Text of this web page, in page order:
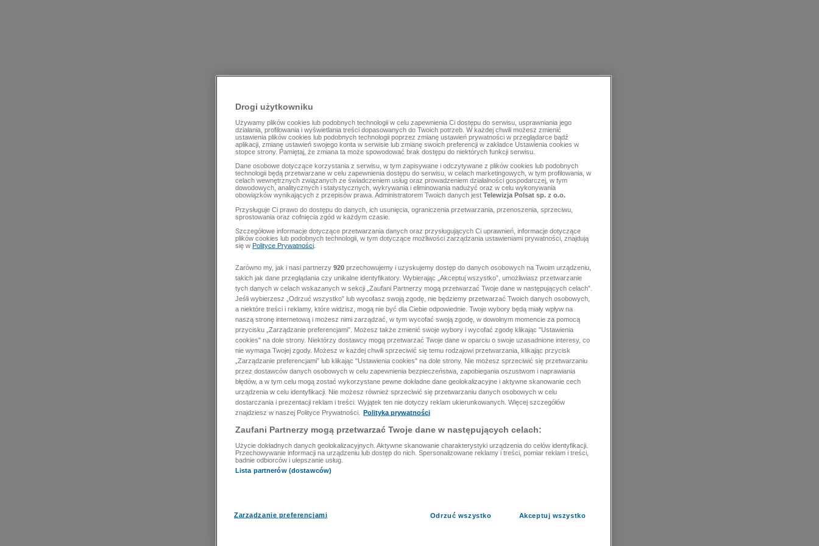
Drogi użytkowniku
Używamy plików cookies lub podobnych technologii w celu zapewnienia Ci dostępu do serwisu, usprawniania jego
działania, profilowania i wyświetlania treści dopasowanych do Twoich potrzeb. W każdej chwili możesz zmienić
ustawienia plików cookies lub podobnych technologii poprzez zmianę ustawień prywatności w przeglądarce bądź
aplikacji, zmianę ustawień swojego konta w serwisie lub zmianę swoich preferencji w zakładce Ustawienia cookies w
stopce strony. Pamiętaj, że zmiana ta może spowodować brak dostępu do niektórych funkcji serwisu.
Dane osobowe dotyczące korzystania z serwisu, w tym zapisywane i odczytywane z plików cookies lub podobnych
technologii będą przetwarzane w celu zapewnienia dostępu do serwisu, w celach marketingowych, w tym profilowania, w
celach wewnętrznych związanych ze świadczeniem usług oraz prowadzeniem działalności gospodarczej, w tym
dowodowych, analitycznych i statystycznych, wykrywania i eliminowania nadużyć oraz w celu wykonywania
obowiązków wynikających z przepisów prawa. Administratorem Twoich danych jest Telewizja Polsat sp. z o.o.
Przysługuje Ci prawo do dostępu do danych, ich usunięcia, ograniczenia przetwarzania, przenoszenia, sprzeciwu,
sprostowania oraz cofnięcia zgód w każdym czasie.
Szczegółowe informacje dotyczące przetwarzania danych oraz przysługujących Ci uprawnień, informacje dotyczące
plików cookies lub podobnych technologii, w tym dotyczące możliwości zarządzania ustawieniami prywatności, znajdują
się w Polityce Prywatności
Zarówno my, jak i nasi partnerzy 920 przechowujemy i uzyskujemy dostęp do danych osobowych na Twoim urządzeniu,
takich jak dane przeglądania czy unikalne identyfikatory. Wybierając „Akceptuj wszystko”, umożliwiasz przetwarzanie
tych danych w celach wskazanych w sekcji „Zaufani Partnerzy mogą przetwarzać Twoje dane w następujących celach”.
Jeśli wybierzesz „Odrzuć wszystko” lub wycofasz swoją zgodę, nie będziemy przetwarzać Twoich danych osobowych,
a niektóre treści i reklamy, które widzisz, mogą nie być dla Ciebie odpowiednie. Twoje wybory będą miały wpływ na
naszą stronę internetową i możesz nimi zarządzać, w tym wycofać swoją zgodę, w dowolnym momencie za pomocą
przycisku „Zarządzanie preferencjami”. Możesz także zmienić swoje wybory i wycofać zgodę klikając "Ustawienia
cookies" na dole strony. Niektórzy dostawcy mogą przetwarzać Twoje dane w oparciu o swoje uzasadnione interesy, co
nie wymaga Twojej zgody. Możesz w każdej chwili sprzeciwić się temu rodzajowi przetwarzania, klikając przycisk
„Zarządzanie preferencjami” lub klikając "Ustawienia cookies" na dole strony. Nie możesz sprzeciwić się przetwarzaniu
przez dostawców danych osobowych w celu zapewnienia bezpieczeństwa, zapobiegania oszustwom i naprawiania
błędów, a w tym celu mogą zostać wykorzystane pewne dokładne dane geolokalizacyjne i aktywne skanowanie cech
urządzenia w celu identyfikacji. Nie możesz również sprzeciwić się przetwarzaniu danych osobowych w celu
dostarczania i prezentacji reklam i treści. Wyjątek ten nie dotyczy reklam ukierunkowanych. Więcej szczegółów
znajdziesz w naszej Polityce Prywatności.
Polityka prywatności
Zaufani Partnerzy mogą przetwarzać Twoje dane w następujących celach:
Użycie dokładnych danych geolokalizacyjnych. Aktywne skanowanie charakterystyki urządzenia do celów identyfikacji.
Przechowywanie informacji na urządzeniu lub dostęp do nich. Spersonalizowane reklamy i treści, pomiar reklam i treści,
badnie odbiorców i ulepszanie usług.
Lista partnerów (dostawców)
Zarządzanie preferencjami Odrzuć wszystko Akceptuj wszystko